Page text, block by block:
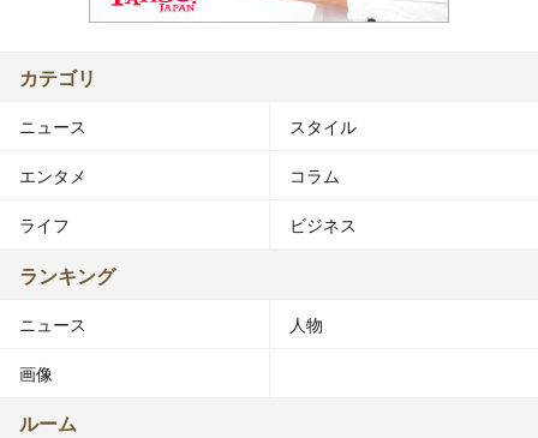
カテゴリ
ニュース スタイル
エンタメ コラム
ライフ ビジネス
ランキング
ニュース 人物
画像
ルーム